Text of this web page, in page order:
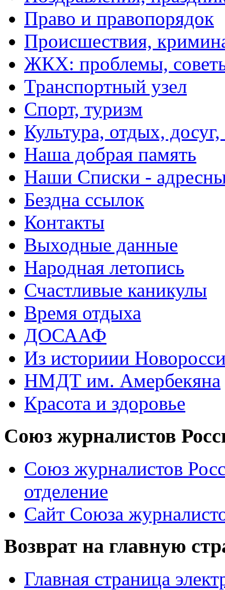
Право и правопорядок
Происшествия,
ЖКХ: проблемы,
Транспортный узел
Спорт, туризм
Культура, отдых,
Наша добрая память
Наши Списки -
Бездна ссылок
Контакты
Выходные данные
Народная летопись
Счастливые каникулы
Время отдыха
ДОСААФ
Из историии
НМДТ им. Амербекяна
Красота и здоровье
Союз журналистов
Союз журналистов
отделение
Сайт Союза
Возврат на главную
Главная страница